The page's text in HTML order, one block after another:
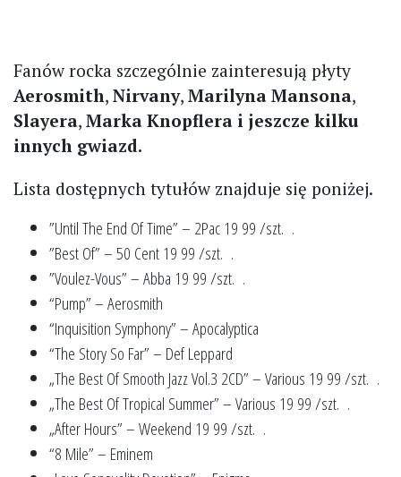
Fanów rocka szczególnie zainteresują płyty
Aerosmith, Nirvany, Marilyna Mansona,
Slayera, Marka Knopflera i jeszcze kilku
innych gwiazd.
Lista dostępnych tytułów znajduje się poniżej.
”Until The End Of Time” – 2Pac 19 99 /szt. .
”Best Of” – 50 Cent 19 99 /szt. .
”Voulez-Vous” – Abba 19 99 /szt. .
“Pump” – Aerosmith
“Inquisition Symphony” – Apocalyptica
“The Story So Far” – Def Leppard
„The Best Of Smooth Jazz Vol.3 2CD” – Various 19 99 /szt. .
„The Best Of Tropical Summer” – Various 19 99 /szt. .
„After Hours” – Weekend 19 99 /szt. .
“8 Mile” – Eminem